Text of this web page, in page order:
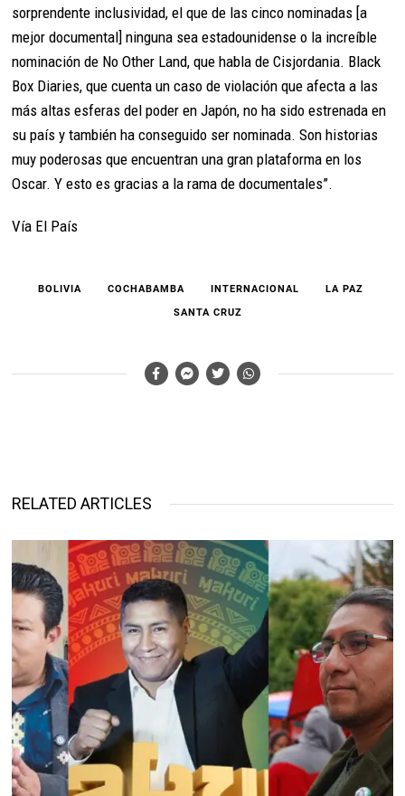
sorprendente inclusividad, el que de las cinco nominadas [a
mejor documental] ninguna sea estadounidense o la increíble
nominación de No Other Land, que habla de Cisjordania. Black
Box Diaries, que cuenta un caso de violación que afecta a las
más altas esferas del poder en Japón, no ha sido estrenada en
su país y también ha conseguido ser nominada. Son historias
muy poderosas que encuentran una gran plataforma en los
Oscar. Y esto es gracias a la rama de documentales”.
Vía El País
BOLIVIA COCHABAMBA INTERNACIONAL
LA PAZ
SANTA CRUZ
RELATED ARTICLES